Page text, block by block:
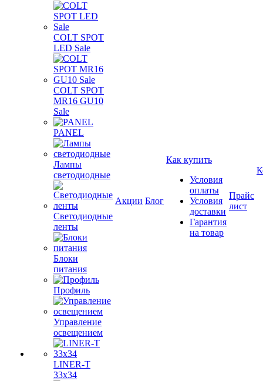
COLT SPOT
LED Sale
COLT SPOT
MR16 GU10
Sale
PANEL
Лампы
светодиодные
Светодиодные
ленты
Блоки
питания
Профиль
Управление
освещением
LINER-T
33x34
Акции Блог
Как купить
Условия
оплаты
Условия
доставки
Гарантия
на товар
Прайс
лист